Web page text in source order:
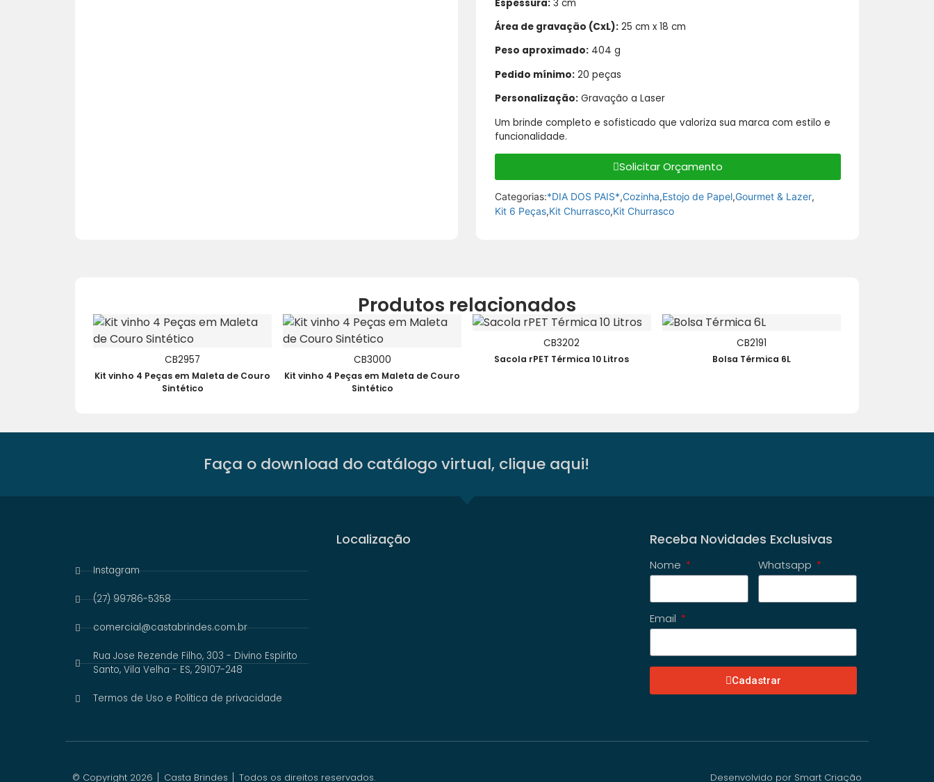
Espessura: 3 cm
Área de gravação (CxL): 25 cm x 18 cm
Peso aproximado: 404 g
Pedido mínimo: 20 peças
Personalização: Gravação a Laser
Um brinde completo e sofisticado que valoriza sua marca com estilo e
funcionalidade.
Solicitar Orçamento
Categorias:*DIA DOS PAIS*,Cozinha,Estojo de Papel,Gourmet & Lazer,
Kit 6 Peças,Kit Churrasco,Kit Churrasco
Produtos relacionados
CB2957
Kit vinho 4 Peças em Maleta de Couro
Sintético
CB3000
Kit vinho 4 Peças em Maleta de Couro
Sintético
CB3202
Sacola rPET Térmica 10 Litros
CB2191
Bolsa Térmica 6L
Faça o download do catálogo virtual, clique aqui!
Instagram
(27) 99786-5358
comercial@castabrindes.com.br
Rua Jose Rezende Filho, 303 - Divino Espírito
Santo, Vila Velha - ES, 29107-248
Termos de Uso e Política de privacidade
Localização Receba Novidades Exclusivas
Nome Whatsapp
Email
Cadastrar
© Copyright 2026 │ Casta Brindes │ Todos os direitos reservados. Desenvolvido por Smart Criação